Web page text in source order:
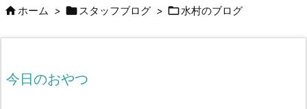

ホーム > スタッフブログ > 水村のブログ
今日のおやつ